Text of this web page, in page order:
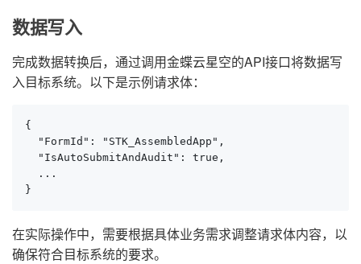
数据写入
完成数据转换后，通过调用金蝶云星空的API接口将数据写
入目标系统。以下是示例请求体：
{
  "FormId": "STK_AssembledApp",
  "IsAutoSubmitAndAudit": true,
  ...
}
在实际操作中，需要根据具体业务需求调整请求体内容，以
确保符合目标系统的要求。